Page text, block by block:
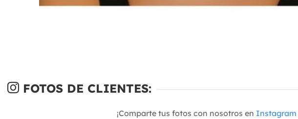
FOTOS DE CLIENTES:
¡Comparte tus fotos con nosotros en Instagram